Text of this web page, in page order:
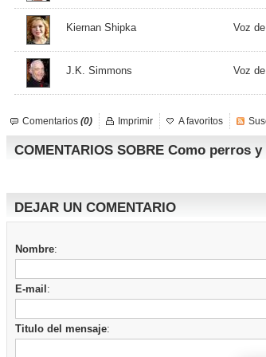
Kiernan Shipka Voz
J.K. Simmons Voz
Comentarios (0) Imprimir A favoritos
COMENTARIOS SOBRE Como perros
DEJAR UN COMENTARIO
Nombre:
E-mail :
Titulo del mensaje: